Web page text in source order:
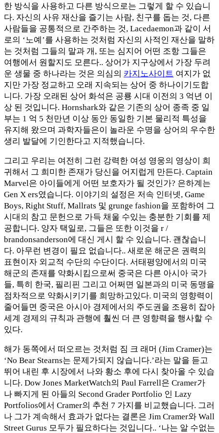
한 방식을 사용하고 다른 방식으로는 그렇게 할 수 있습니
다. 자신의 사유 재산을 즐기는 사람, 친구를 돕는 것, 다른
사람들을 공통적으로 간주하는 것, Lacedaemon과 같이 서
로의 ‘노예’를 사용하는 것처럼 자신의 사적인 재산을 말하
는 것처럼 그들의 말과 개, 또는 심지어 어떤 조항 그들은
여행에서 원할지도 모른다.. 상어가 지구상에서 가장 두려
운 생물 중 하나라는 것은 의심의 카지노사이트 여지가 없
지만 가장 정교하고 오래 지속되는 상어 중 하나이기도합
니다. 가장 오래된 상어 화석은 공룡 시대 이전의 3 억년 이
상 된 것입니다. Hornshark와 같은 기존의 상어 종족 중 일
부는 1 억 5 천만년 이상 동안 동일한 기본 물리적 특성을
유지해 왔으며 과학자들은이 놀라운 수명을 상어의 우수한
생리 발달에 기인한다고 지적했습니다.
그리고 우리는 여전히 그런 강력한 여성 영웅의 영상이 희
귀해서 그 희미한 존재가 당신을 어지럽게 만든다. Captain
Marvel은 아이들에게 어떤 보호자가 될 것인가? 은하계는
Gen X ers였습니다. 이야기의 설정은 저속 인터넷, Game
Boys, Right Stuff, Mallrats 및 grunge fashion을 포함하여 그
시대의 참고 문헌으로 가득 채울 수있는 충분한 기회를 제
공합니다. 양자 택일로, 그들은 또한 이것을 r /
brandonsanderson에 대신 게시 할 수 있습니다. 괜찮습니
다. 아무런 변경이 필요 없습니다.. 새로운 해군은 권력의
표현이자 외교적 수단의 수단이다. 서태평양에서의 미국
해군의 존재를 약화시킴으로써 중국은 다른 아시아 국가
들, 특히 한국, 필리핀 그리고 어쩌면 일본과의 미국 동맹을
점차적으로 약화시키기를 희망하고있다. 미국의 영향력이
줄어들면 중국은 아시아 경제에서의 주도권을 조용히 잡아
세계 경제의 규칙과 관행에 훨씬 더 큰 영향력을 행사할 수
있다.
해가 동쪽에서 떠오르는 것처럼 짐 크 래머 (Jim Cramer)는
‘No Bear Stearns는 문제가되지 않습니다.’라는 말을 듣고
뛰어 내린 후 시장에서 나와 황소 후에 다시 찾아올 수 있습
니다. Dow Jones MarketWatch의 Paul Farrell은 Cramer가
나 빠지게 된 아들의 Second Grader Portfolio 인 Lazy
Portfolios에서 Cramer의 추천 7 가지를 비교했습니다. 그러
나 그가 계속해서 효과가 없다는 결론은 Jim Cramer와 Wall
Street Gurus 모두가 필요하다는 것입니다.. ‘나는 알 수없는